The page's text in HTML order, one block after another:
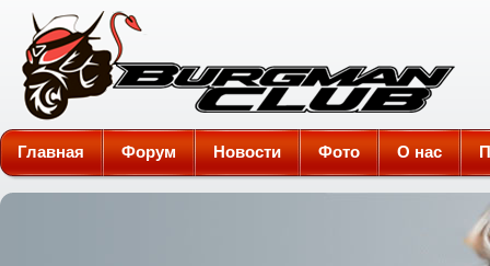
Burgman-Club
Главная Форум Новости Фото О нас